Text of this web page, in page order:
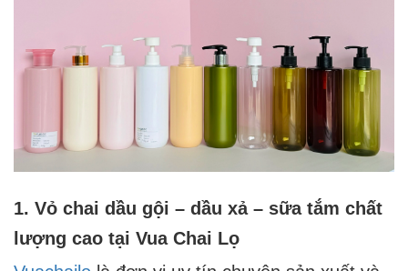
1. Vỏ chai dầu gội – dầu xả – sữa tắm chất
lượng cao tại Vua Chai Lọ